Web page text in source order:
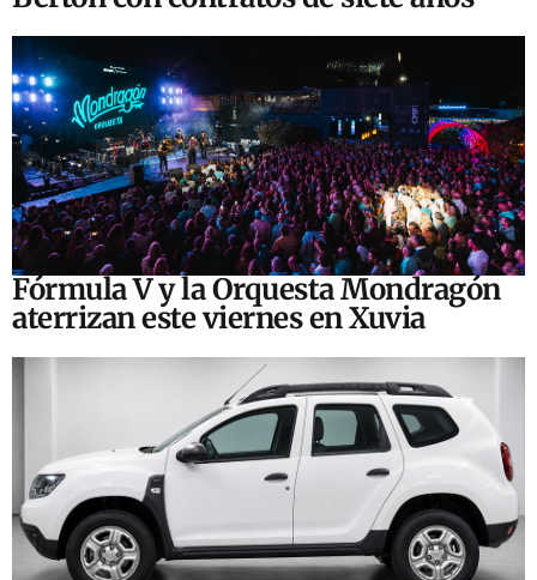
Fórmula V y la Orquesta Mondragón
aterrizan este viernes en Xuvia